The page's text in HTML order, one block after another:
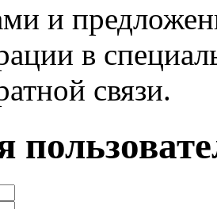
и
в
связи.